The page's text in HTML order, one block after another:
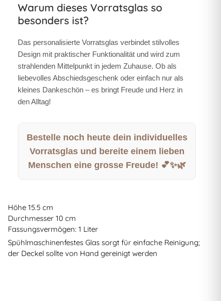
Warum dieses Vorratsglas so
besonders ist?
Das personalisierte Vorratsglas verbindet stilvolles
Design mit praktischer Funktionalität und wird zum
strahlenden Mittelpunkt in jedem Zuhause. Ob als
liebevolles Abschiedsgeschenk oder einfach nur als
kleines Dankeschön – es bringt Freude und Herz in
den Alltag!
Bestelle noch heute dein individuelles
Vorratsglas und bereite einem lieben
Menschen eine grosse Freude! 💕✨🌿
Höhe 15.5 cm
Durchmesser 10 cm
Fassungsvermögen: 1 Liter
Spühlmaschinenfestes Glas sorgt für einfache Reinigung;
der Deckel sollte von Hand gereinigt werden